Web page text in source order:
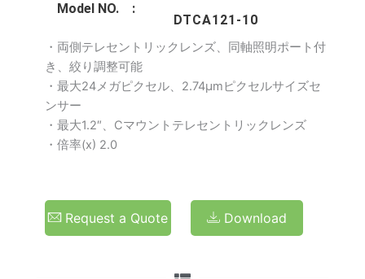
Model NO. :
DTCA121-10
・両側テレセントリックレンズ、同軸照明ポート付
き、絞り調整可能
・最大24メガピクセル、2.74μmピクセルサイズセ
ンサー
・最大1.2″、Cマウントテレセントリックレンズ
・倍率(x) 2.0
Request a Quote Download